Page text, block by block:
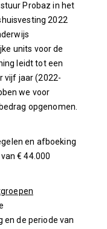
Probaz in het
2022
units voor de
leidt tot een
vijf jaar (2022-
we voor
opgenomen.
en afboeking
€ 44.000
en de periode van